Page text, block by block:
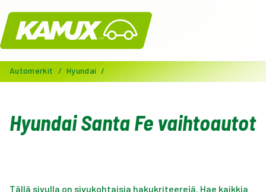
Kamux
Automerkit / Hyundai /
Hyundai Santa Fe vaihtoautot
Tällä sivulla on sivukohtaisia hakukriteerejä. Hae kaikkia